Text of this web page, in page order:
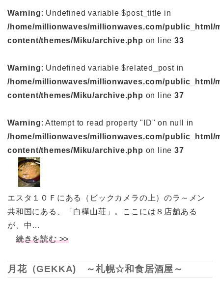
Warning: Undefined variable $post_title in
/home/millionwaves/millionwaves.com/public_html/
content/themes/Miku/archive.php on line33
Warning: Undefined variable $related_post in
/home/millionwaves/millionwaves.com/public_html/
content/themes/Miku/archive.php on line37
Warning: Attempt to read property "ID" on null in
/home/millionwaves/millionwaves.com/public_html/
content/themes/Miku/archive.php on line37
エスタ１０Ｆにある（ビックカメラの上）のラ～メン
共和国にある、「白樺山荘」。ここには８店舗ある
が、中…
続きを読む >>
月花（GEKKA) ～札幌☆和食居酒屋～